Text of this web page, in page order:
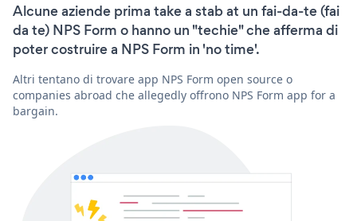
Alcune aziende prima take a stab at un fai-da-te (fai
da te) NPS Form o hanno un "techie" che afferma di
poter costruire a NPS Form in 'no time'.
Altri tentano di trovare app NPS Form open source o
companies abroad che allegedly offrono NPS Form app for a
bargain.